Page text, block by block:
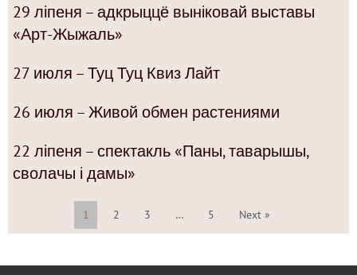
29 ліпеня – адкрыццё выніковай выставы
«Арт-Жыжаль»
27 июля – Туц Туц Квиз Лайт
26 июля – Живой обмен растениями
22 ліпеня – спектакль «Паны, таварышы,
сволачы і дамы»
1 2 3 … 5 Next »